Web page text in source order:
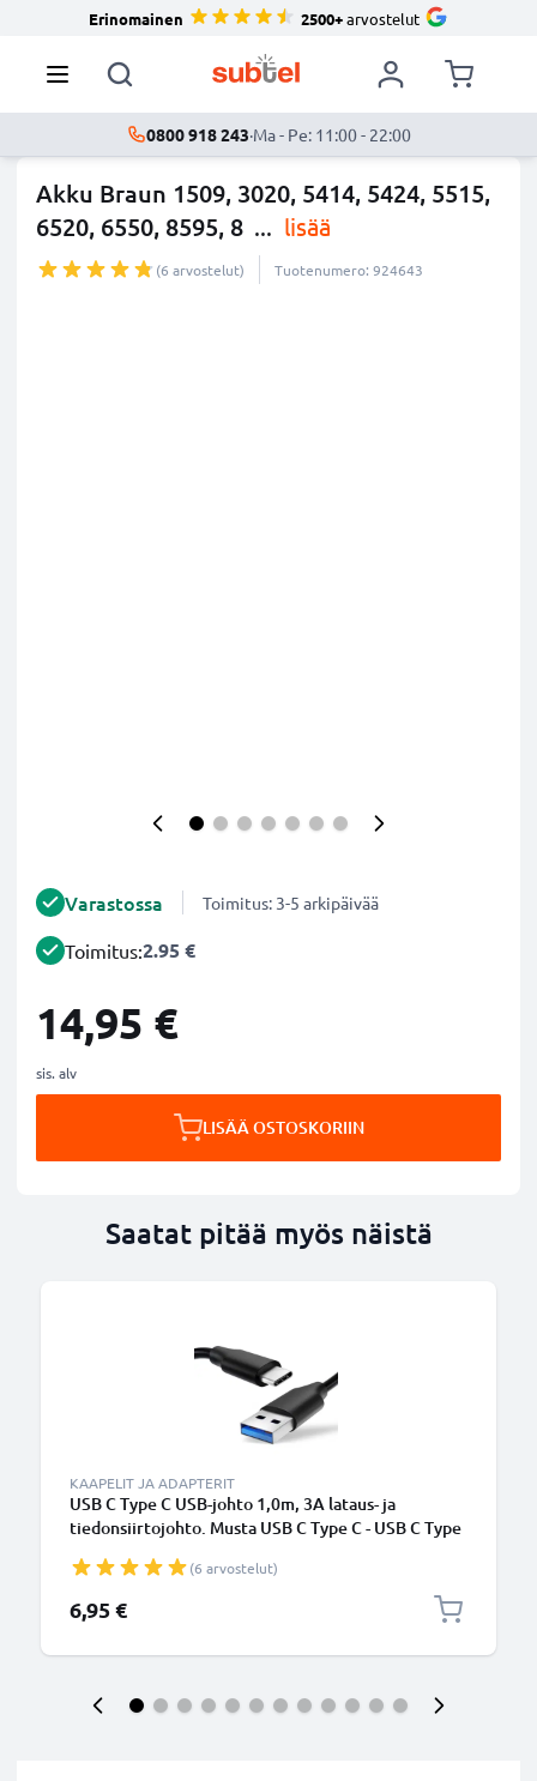
Erinomainen 2500+arvostelut
0800 918 243·Ma - Pe: 11:00 - 22:00
Akku Braun 1509, 3020, 5414, 5424, 5515,
6520, 6550, 8595, 8 ... lisää
(6 arvostelut) Tuotenumero: 924643
Varastossa Toimitus: 3-5 arkipäivää
Toimitus:2.95 €
14,95 €
sis. alv
LISÄÄ OSTOSKORIIN
Saatat pitää myös näistä
KAAPELIT JA ADAPTERIT
USB C Type C USB-johto 1,0m, 3A lataus- ja
tiedonsiirtojohto. Musta USB C Type C - USB C Type
(6 arvostelut)
6,95 €